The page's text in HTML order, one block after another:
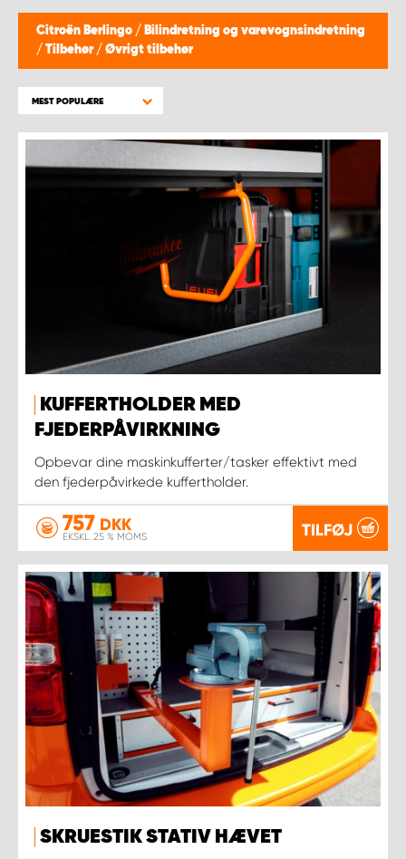
Citroën Berlingo / Bilindretning og varevognsindretning
/ Tilbehør / Øvrigt tilbehør
MEST POPULÆRE
KUFFERTHOLDER MED
FJEDERPÅVIRKNING
Opbevar dine maskinkufferter/tasker effektivt med
den fjederpåvirkede kuffertholder.
757 DKK
EKSKL. 25 % MOMS TILFØJ
SKRUESTIK STATIV HÆVET